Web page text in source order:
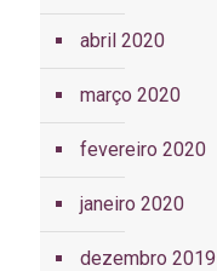
abril 2020
março 2020
fevereiro 2020
janeiro 2020
dezembro 2019